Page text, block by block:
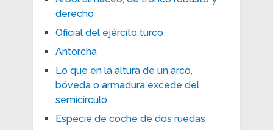
derecho
Oficial del ejército turco
Antorcha
Lo que en la altura de un arco,
bóveda o armadura excede del
semicírculo
Especie de coche de dos ruedas